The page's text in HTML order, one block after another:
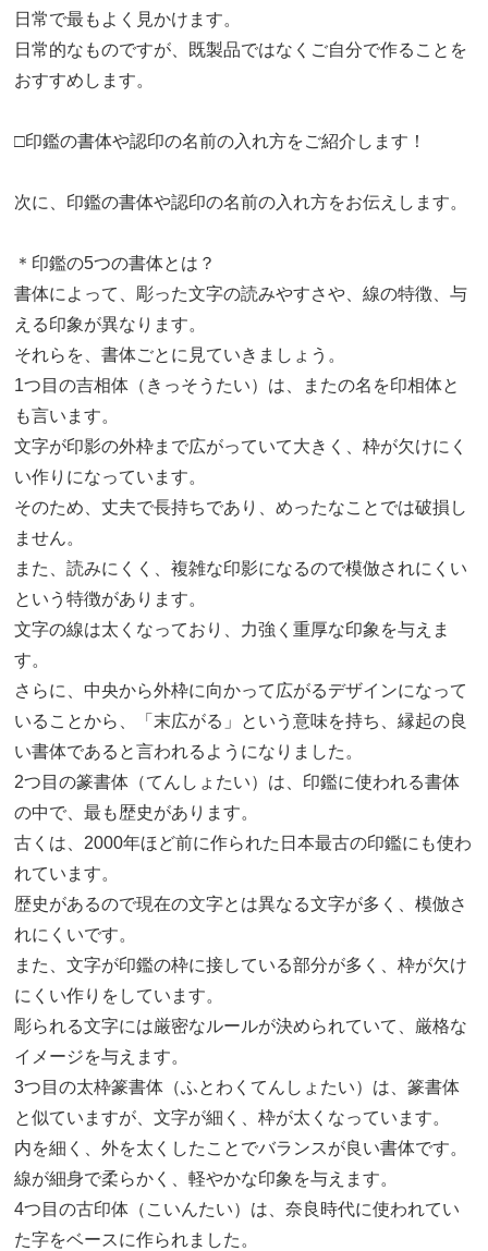
日常で最もよく見かけます。
日常的なものですが、既製品ではなくご自分で作ることを
おすすめします。
□印鑑の書体や認印の名前の入れ方をご紹介します！
次に、印鑑の書体や認印の名前の入れ方をお伝えします。
＊印鑑の5つの書体とは？
書体によって、彫った文字の読みやすさや、線の特徴、与
える印象が異なります。
それらを、書体ごとに見ていきましょう。
1つ目の吉相体（きっそうたい）は、またの名を印相体と
も言います。
文字が印影の外枠まで広がっていて大きく、枠が欠けにく
い作りになっています。
そのため、丈夫で長持ちであり、めったなことでは破損し
ません。
また、読みにくく、複雑な印影になるので模倣されにくい
という特徴があります。
文字の線は太くなっており、力強く重厚な印象を与えま
す。
さらに、中央から外枠に向かって広がるデザインになって
いることから、「末広がる」という意味を持ち、縁起の良
い書体であると言われるようになりました。
2つ目の篆書体（てんしょたい）は、印鑑に使われる書体
の中で、最も歴史があります。
古くは、2000年ほど前に作られた日本最古の印鑑にも使わ
れています。
歴史があるので現在の文字とは異なる文字が多く、模倣さ
れにくいです。
また、文字が印鑑の枠に接している部分が多く、枠が欠け
にくい作りをしています。
彫られる文字には厳密なルールが決められていて、厳格な
イメージを与えます。
3つ目の太枠篆書体（ふとわくてんしょたい）は、篆書体
と似ていますが、文字が細く、枠が太くなっています。
内を細く、外を太くしたことでバランスが良い書体です。
線が細身で柔らかく、軽やかな印象を与えます。
4つ目の古印体（こいんたい）は、奈良時代に使われてい
た字をベースに作られました。